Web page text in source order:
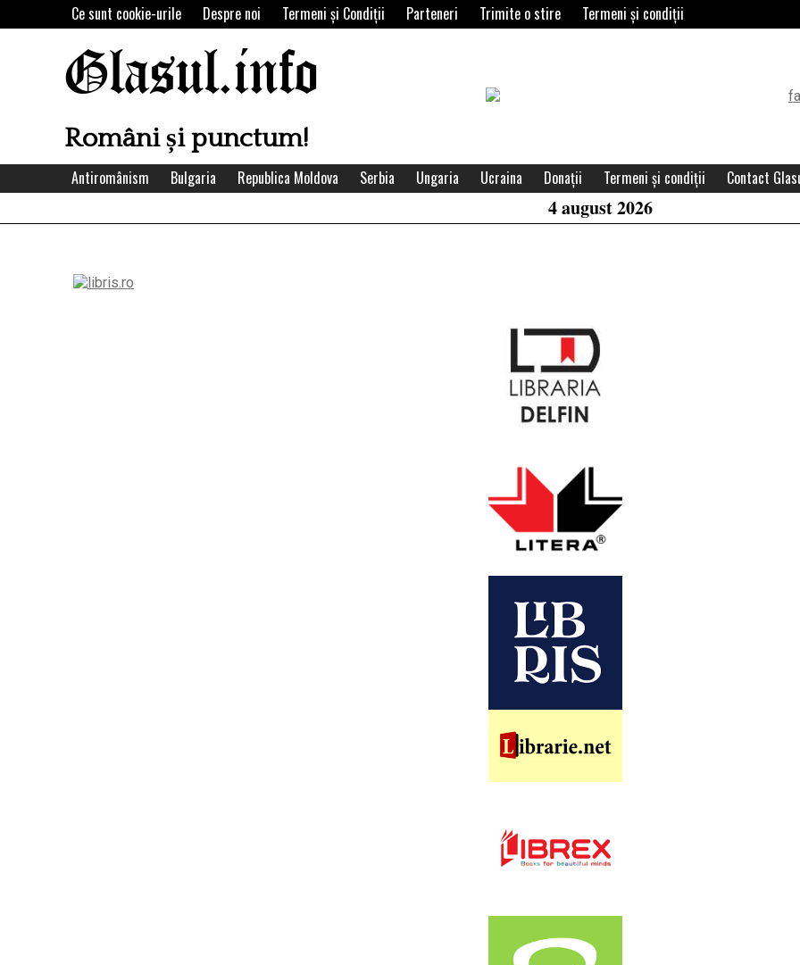
to
Ce sunt cookie-urile Despre noi Termeni şi Condiţii Parteneri Trimite o stire Termeni și condiții
Glasul.info
Români și punctum!
Header
Area
Antiromânism Bulgaria Republica Moldova Serbia Ungaria Ucraina Donații Termeni și condiții Contact
4 august 2026
Left
Asides